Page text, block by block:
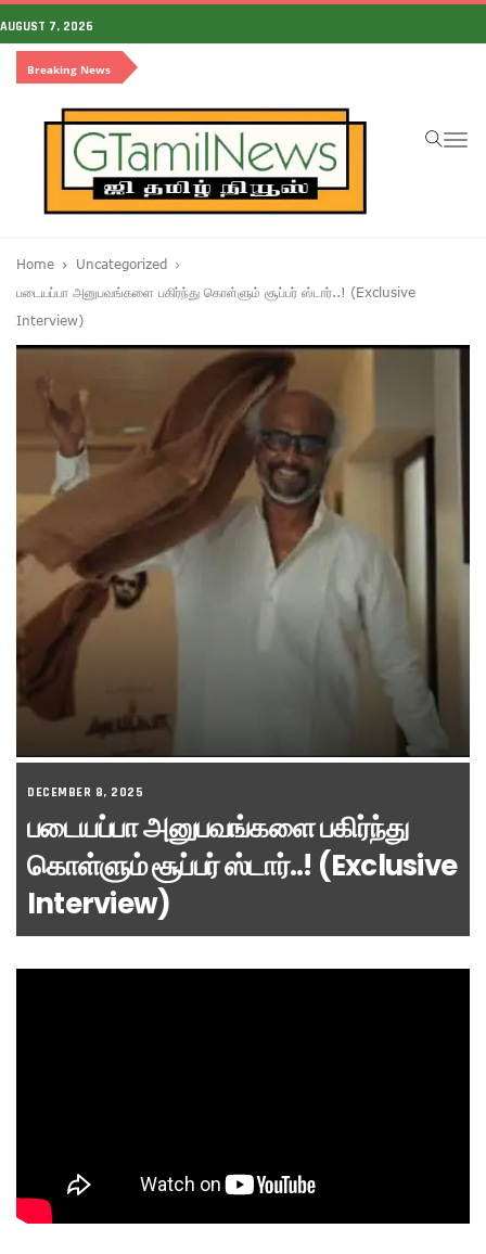
AUGUST 7, 2026
Breaking News
Home
Uncategorized
படையப்பா அனுபவங்களை பகிர்ந்து கொள்ளும் சூப்பர் ஸ்டார்..! (Exclusive
Interview)
DECEMBER 8, 2025
படையப்பா அனுபவங்களை பகிர்ந்து
கொள்ளும் சூப்பர் ஸ்டார்..! (Exclusive
Interview)